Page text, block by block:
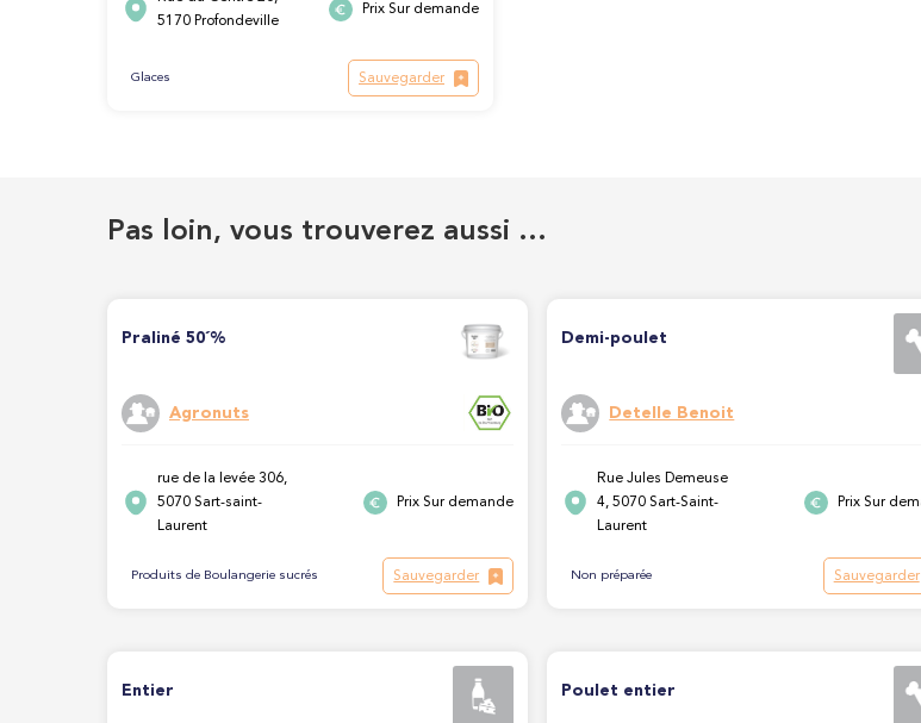
5170 Profondeville
Prix Sur demande
Glaces Sauvegarder
Pas loin, vous trouverez aussi …
Praliné 50´%
Agronuts
rue de la levée 306,
5070 Sart-saint-
Laurent
Prix Sur demande
Produits de Boulangerie sucrés Sauvegarder
Demi-poulet
Detelle Benoit
Rue Jules Demeuse
4, 5070 Sart-Saint-
Laurent
Prix Sur
Non préparée Sauvegarder
Entier Poulet entier